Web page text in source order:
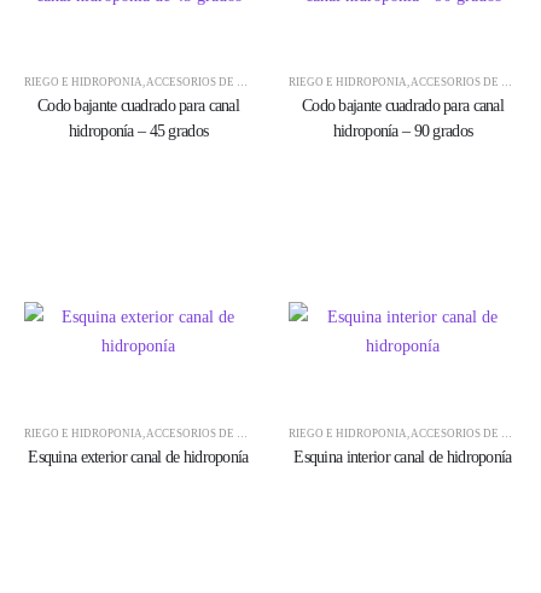
RIEGO E HIDROPONÍA,ACCESORIOS DE HIDROPONÍA ,ACCESORIOS PVC
Codo bajante cuadrado para canal
hidroponía – 45 grados
RIEGO E HIDROPONÍA,ACCESORIOS DE HIDROPONÍA
Codo bajante cuadrado para canal
hidroponía – 90 grados
RIEGO E HIDROPONÍA ACCESORIOS DE HIDROPONÍA ,ACCESORIOS PVC
Esquina exterior canal de hidroponía
RIEGO E HIDROPONÍA ACCESORIOS DE HIDROPONÍA
Esquina interior canal de hidroponía